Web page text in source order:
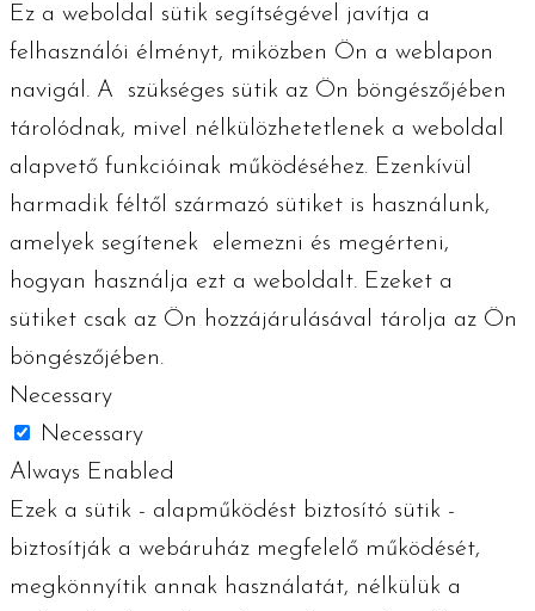
Ez a weboldal sütik segítségével javítja a
felhasználói élményt, miközben Ön a weblapon
navigál. A szükséges ​​sütik az Ön böngészőjében
tárolódnak, mivel nélkülözhetetlenek a weboldal
alapvető funkcióinak működéséhez. Ezenkívül
harmadik féltől származó sütiket is használunk,
amelyek segítenek elemezni és megérteni,
hogyan használja ezt a weboldalt. Ezeket a
sütiket csak az Ön hozzájárulásával tárolja az Ön
böngészőjében.
Necessary
Necessary
Always Enabled
Ezek a sütik - alapműködést biztosító sütik -
biztosítják a webáruház megfelelő működését,
megkönnyítik annak használatát, nélkülük a